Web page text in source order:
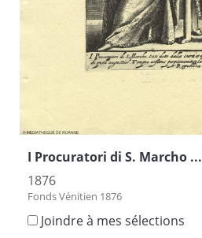
I Procuratori di S. Marcho ...
1876
Fonds Vénitien 1876
Joindre à mes sélections